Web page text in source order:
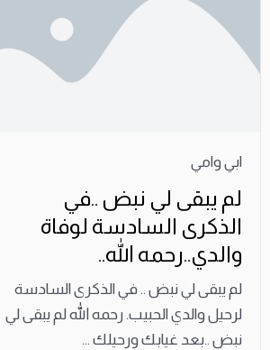
ابي وامي
لم يبقى لي نبض ..في
الذكرى السادسة لوفاة
والدي..رحمه الله..
لم يبقى لي نبض .. في الذكرى السادسة
لرحيل والدي الحبيب. رحمه الله لم يبقى لي
نبض ..بعد غيابك ورحيلك ...